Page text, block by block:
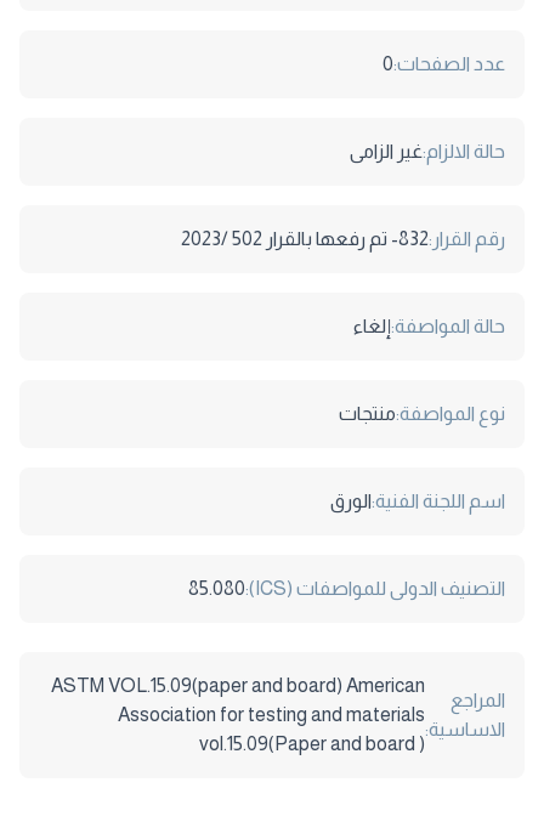
عدد الصفحات:0
حالة الالزام:غير الزامى
رقم القرار:832- تم رفعها بالقرار 502 /2023
حالة المواصفة:إلغاء
نوع المواصفة:منتجات
اسم اللجنة الفنية:الورق
التصنيف الدولى للمواصفات (ICS): 85.080
المراجع
الاساسية:
ASTM VOL.15.09(paper and board) American
Association for testing and materials
vol.15.09(Paper and board )